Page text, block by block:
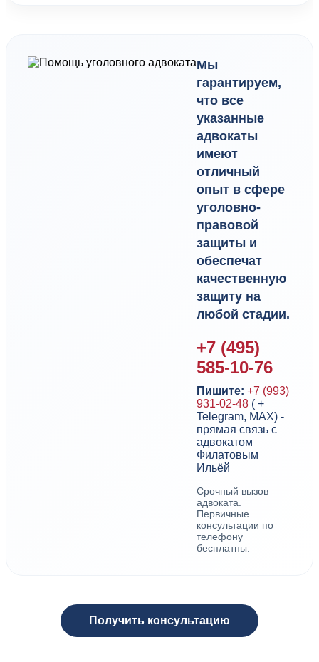
Мы
гарантируем,
что все
указанные
адвокаты
имеют
отличный
опыт в сфере
уголовно-
правовой
защиты и
обеспечат
качественную
защиту на
любой стадии.
+7 (495)
585-10-76
Пишите: +7 (993)
931-02-48 ( +
Telegram, MAX) -
прямая связь с
адвокатом
Филатовым
Ильёй
Срочный вызов
адвоката.
Первичные
консультации по
телефону
бесплатны.
Получить консультацию